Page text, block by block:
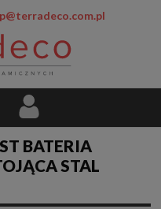
BATERIA
STAL